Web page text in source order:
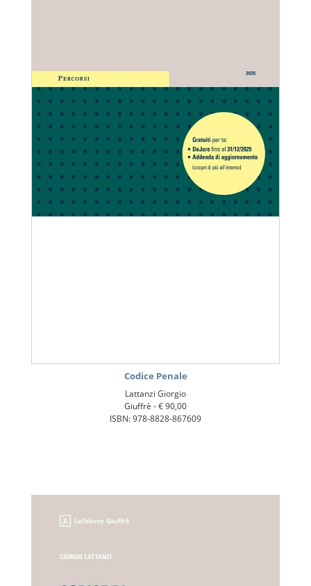
Codice Penale
Lattanzi Giorgio
Giuffrè -€ 90,00
ISBN: 978-8828-867609